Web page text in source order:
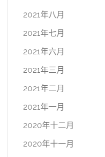
2021年八月
2021年七月
2021年六月
2021年三月
2021年二月
2021年一月
2020年十二月
2020年十一月